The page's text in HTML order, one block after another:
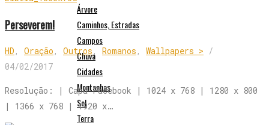
Árvore
Caminhos, Estradas
Campos
Chuva
Cidades
Montanhas
Sol
Terra
Perseverem!
HD , Oração , Outros , Romanos , Wallpapers > /
04/02/2017
Resolução: | Capa Facebook | 1024 x 768 | 1280 x 800
| 1366 x 768 | 1920 x…